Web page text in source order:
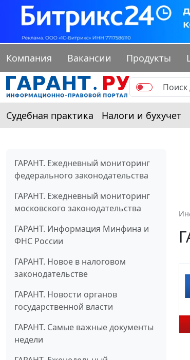
Компания Вакансии Продукты
Судебная практика Налоги и бухучет
ГАРАНТ. Ежедневный мониторинг
федерального законодательства
ГАРАНТ. Ежедневный мониторинг
московского законодательства
ГАРАНТ. Информация Минфина и
ФНС России
ГАРАНТ. Новое в налоговом
законодательстве
ГАРАНТ. Новости органов
государственной власти
ГАРАНТ. Самые важные документы
недели